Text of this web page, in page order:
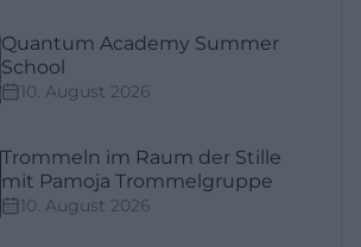
Quantum Academy Summer
School
10. August 2026
Trommeln im Raum der Stille
mit Pamoja Trommelgruppe
10. August 2026